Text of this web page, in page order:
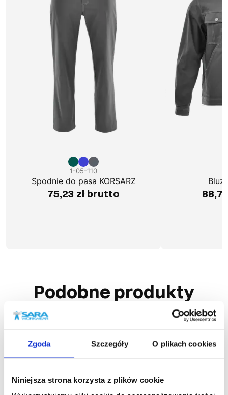
Zgoda Szczegóły O plikach cookies
Niniejsza strona korzysta z plików cookie
1-05-110
Spodnie do pasa KORSARZ
75,23 zł brutto
Podobne produkty